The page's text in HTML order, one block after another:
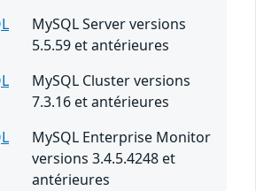
MySQL Server versions
5.5.59 et antérieures
MySQL Cluster versions
7.3.16 et antérieures
MySQL Enterprise Monitor
versions 3.4.5.4248 et
antérieures